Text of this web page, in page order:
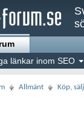
länkar inom SEO
Allmänt Köp,